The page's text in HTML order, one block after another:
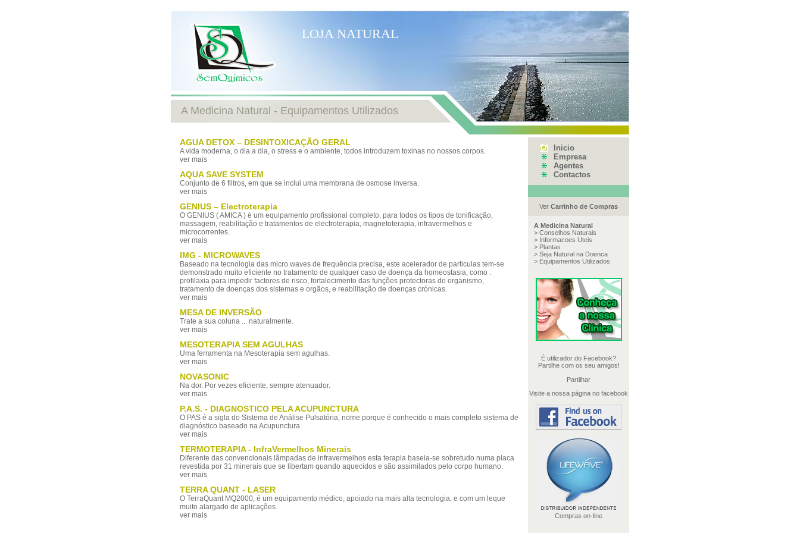
LOJA NATURAL
A Medicina Natural - Equipamentos Utilizados
AGUA DETOX – DESINTOXICAÇÃO GERAL
A vida moderna, o dia a dia, o stress e o ambiente, todos introduzem toxinas no nossos corpos.
ver mais
AQUA SAVE SYSTEM
Conjunto de 6 filtros, em que se inclui uma membrana de osmose inversa.
ver mais
GENIUS – Electroterapia
O GENIUS ( AMICA ) é um equipamento profissional completo, para todos os tipos de tonificação,
massagem, reabilitação e tratamentos de electroterapia, magnetoterapia, infravermelhos e
microcorrentes.
ver mais
IMG - MICROWAVES
Baseado na tecnologia das micro waves de frequência precisa, este acelerador de particulas tem-se
demonstrado muito eficiente no tratamento de qualquer caso de doença da homeostasia, como :
profilaxia para impedir factores de risco, fortalecimento das funções protectoras do organismo,
tratamento de doenças dos sistemas e orgãos, e reabilitação de doenças crónicas.
ver mais
MESA DE INVERSÃO
Trate a sua coluna ... naturalmente.
ver mais
MESOTERAPIA SEM AGULHAS
Uma ferramenta na Mesoterapia sem agulhas.
ver mais
NOVASONIC
Na dor. Por vezes eficiente, sempre atenuador.
ver mais
P.A.S. - DIAGNOSTICO PELA ACUPUNCTURA
O PAS é a sigla do Sistema de Análise Pulsatória, nome porque é conhecido o mais completo sistema de
diagnóstico baseado na Acupunctura.
ver mais
TERMOTERAPIA - InfraVermelhos Minerais
Diferente das convencionais lâmpadas de infravermelhos esta terapia baseia-se sobretudo numa placa
revestida por 31 minerais que se libertam quando aquecidos e são assimilados pelo corpo humano.
ver mais
TERRA QUANT - LASER
O TerraQuant MQ2000, é um equipamento médico, apoiado na mais alta tecnologia, e com um leque
muito alargado de aplicações.
ver mais
Inicio
Empresa
Agentes
Contactos
Ver Carrinho de Compras
A Medicina Natural
> Conselhos Naturais
> Informacoes Uteis
> Plantas
> Seja Natural na Doenca
> Equipamentos Utilizados
É utilizador do Facebook?
Partilhe com os seu amigos!
Partilhar
Visite a nossa página no facebook
Compras on-line